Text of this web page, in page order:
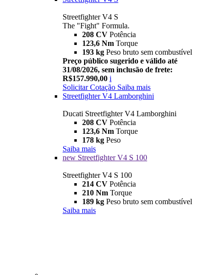
Streetfighter V4 S
The "Fight" Formula.
208 CV Potência
123,6 Nm Torque
193 kg Peso bruto sem combustível
Preço público sugerido e válido até
31/08/2026, sem inclusão de frete:
R$157.990,00 i
Solicitar Cotação Saiba mais
Streetfighter V4 Lamborghini
Ducati Streetfighter V4 Lamborghini
208 CV Potência
123,6 Nm Torque
178 kg Peso
Saiba mais
new Streetfighter V4 S 100
Streetfighter V4 S 100
214 CV Potência
210 Nm Torque
189 kg Peso bruto sem combustível
Saiba mais